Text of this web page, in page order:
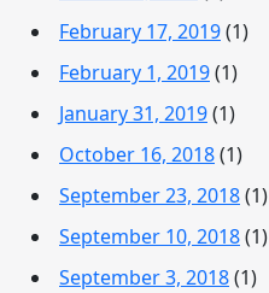
February 17, 2019(1)
February 1, 2019(1)
January 31, 2019(1)
October 16, 2018(1)
September 23, 2018(1)
September 10, 2018(1)
September 3, 2018(1)